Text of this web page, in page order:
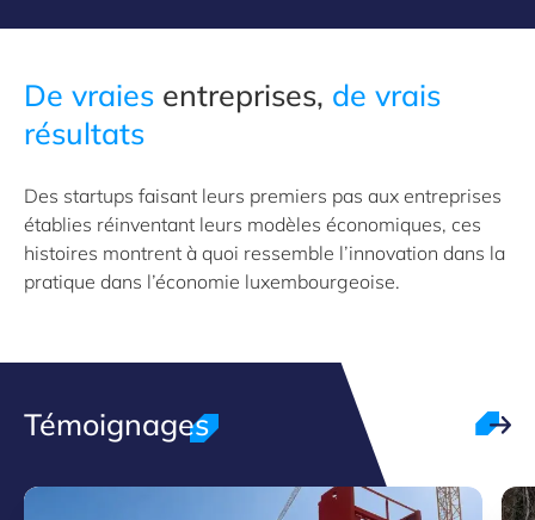
De vraies entreprises, de vrais
résultats
Des startups faisant leurs premiers pas aux entreprises
établies réinventant leurs modèles économiques, ces
histoires montrent à quoi ressemble l’innovation dans la
pratique dans l’économie luxembourgeoise.
Témoignages